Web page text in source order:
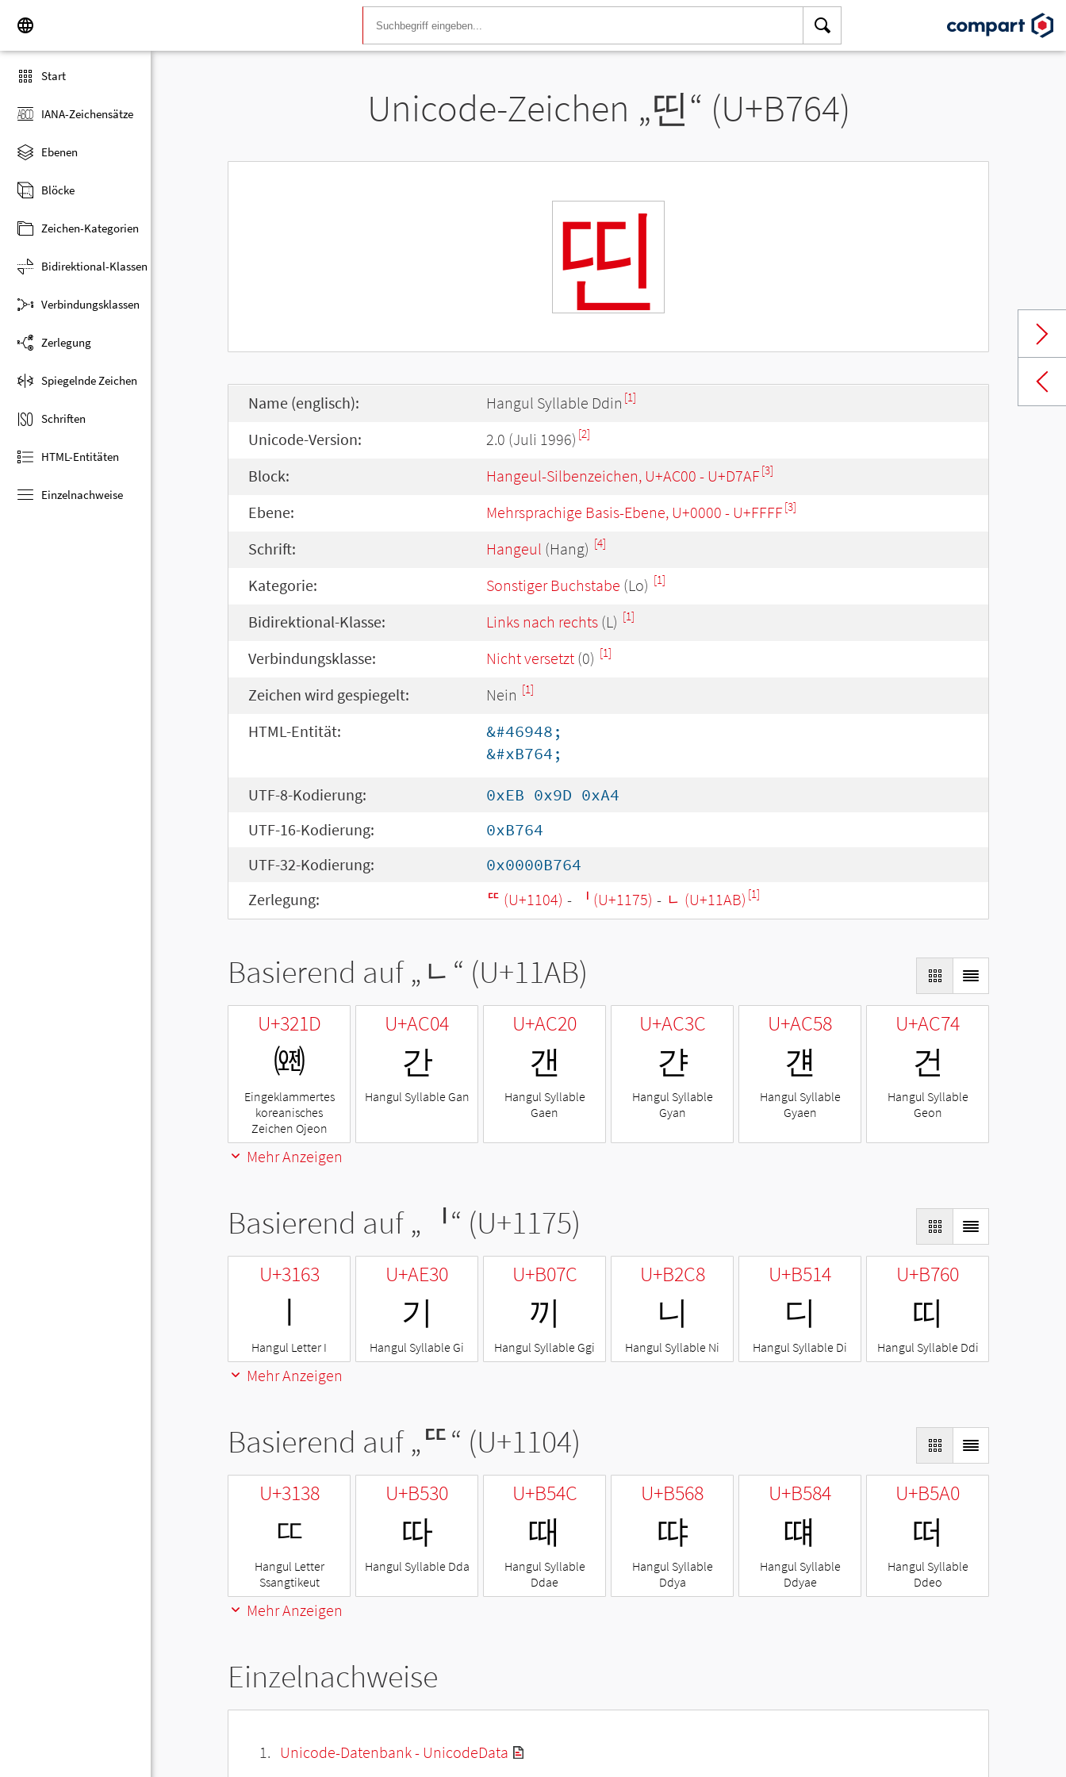
Start
IANA-Zeichensätze
Ebenen
Blöcke
Zeichen-Kategorien
Bidirektional-Klassen
Verbindungsklassen
Zerlegung
Spiegelnde Zeichen
Schriften
HTML-Entitäten
Einzelnachweise
Unicode-Zeichen „띤“ (U+B764)
띤
Name (englisch): Hangul Syllable Ddin [1]
Unicode-Version: 2.0 (Juli 1996) [2]
Block: Hangeul-Silbenzeichen, U+AC00 - U+D7AF[3]
Ebene: Mehrsprachige Basis-Ebene, U+0000 - U+FFFF[3]
Schrift: Hangeul (Hang) [4]
Kategorie: Sonstiger Buchstabe (Lo) [1]
Bidirektional-Klasse: Links nach rechts (L) [1]
Verbindungsklasse: Nicht versetzt (0) [1]
Zeichen wird gespiegelt: Nein [1]
HTML-Entität:
&#46948;
&#xB764;
UTF-8-Kodierung:
0xEB 0x9D 0xA4
UTF-16-Kodierung:
0xB764
UTF-32-Kodierung:
0x0000B764
Zerlegung:
ᄄ (U+1104) - ᅵ (U+1175) - ᆫ (U+11AB) [1]
Basierend auf „ ᆫ “ (U+11AB)
U+321D
㈝
Eingeklammertes
koreanisches
Zeichen Ojeon
U+AC04
간
Hangul Syllable Gan
U+AC20
갠
Hangul Syllable
Gaen
U+AC3C
갼
Hangul Syllable
Gyan
U+AC58
걘
Hangul Syllable
Gyaen
U+AC74
건
Hangul Syllable
Geon
Mehr Anzeigen
Basierend auf „ ᅵ“ (U+1175)
U+3163
ㅣ
Hangul Letter I
U+AE30
기
Hangul Syllable Gi
U+B07C
끼
Hangul Syllable Ggi
U+B2C8
니
Hangul Syllable Ni
U+B514
디
Hangul Syllable Di
U+B760
띠
Hangul Syllable Ddi
Mehr Anzeigen
Basierend auf „ᄄ“ (U+1104)
U+3138
ㄸ
Hangul Letter
Ssangtikeut
U+B530
따
Hangul Syllable Dda
U+B54C
때
Hangul Syllable
Ddae
U+B568
땨
Hangul Syllable
Ddya
U+B584
떄
Hangul Syllable
Ddyae
U+B5A0
떠
Hangul Syllable
Ddeo
Mehr Anzeigen
Einzelnachweise
Unicode-Datenbank - UnicodeData